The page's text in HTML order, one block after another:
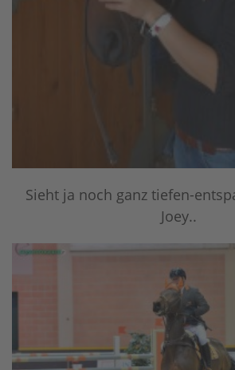
Sieht ja noch ganz tiefen-
Joey..